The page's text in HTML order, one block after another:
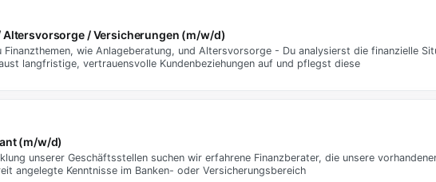
/ Versicherungen (m/w/d)
Finanzthemen, wie Anlageberatung, und Altersvorsorge - Du analysierst die finanzielle
langfristige, vertrauensvolle Kundenbeziehungen auf und pflegst diese
(m/w/d)
unserer Geschäftsstellen suchen wir erfahrene Finanzberater, die unsere
angelegte Kenntnisse im Banken- oder Versicherungsbereich